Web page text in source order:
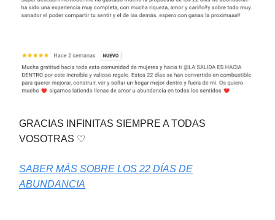
GRACIAS INFINITAS SIEMPRE A TODAS
VOSOTRAS ♡
SABER MÁS SOBRE LOS 22 DÍAS DE
ABUNDANCIA